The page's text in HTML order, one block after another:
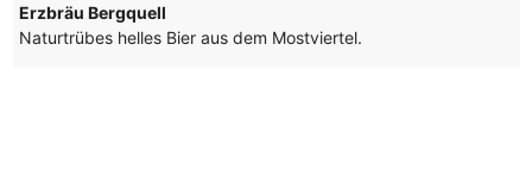
Erzbräu Bergquell
Naturtrübes helles Bier aus dem Mostviertel.